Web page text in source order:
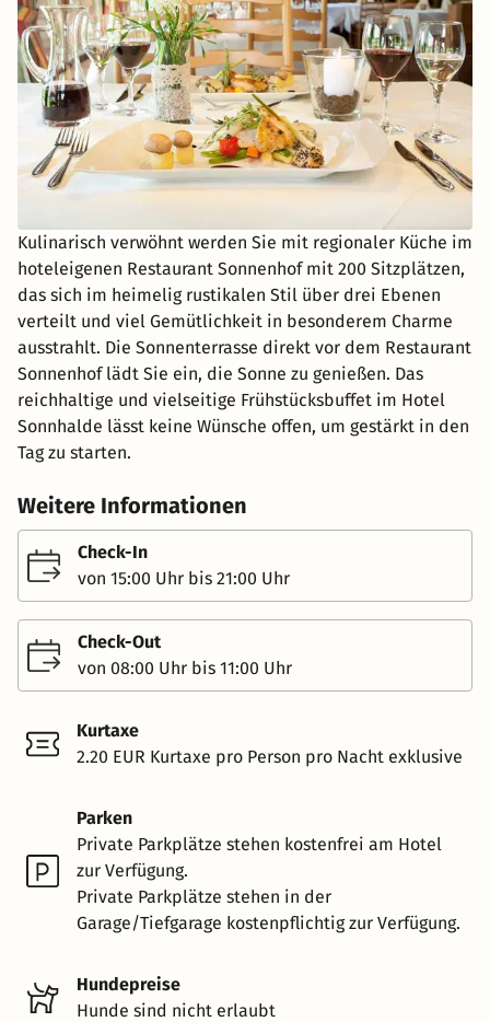
Kulinarisch verwöhnt werden Sie mit regionaler Küche im
hoteleigenen Restaurant Sonnenhof mit 200 Sitzplätzen,
das sich im heimelig rustikalen Stil über drei Ebenen
verteilt und viel Gemütlichkeit in besonderem Charme
ausstrahlt. Die Sonnenterrasse direkt vor dem Restaurant
Sonnenhof lädt Sie ein, die Sonne zu genießen. Das
reichhaltige und vielseitige Frühstücksbuffet im Hotel
Sonnhalde lässt keine Wünsche offen, um gestärkt in den
Tag zu starten.
Weitere Informationen
Check-In
von 15:00 Uhr bis 21:00 Uhr
Check-Out
von 08:00 Uhr bis 11:00 Uhr
Kurtaxe
2.20 EUR Kurtaxe pro Person pro Nacht exklusive
Parken
Private Parkplätze stehen kostenfrei am Hotel
zur Verfügung.
Private Parkplätze stehen in der
Garage/Tiefgarage kostenpflichtig zur Verfügung.
Hundepreise
Hunde sind nicht erlaubt